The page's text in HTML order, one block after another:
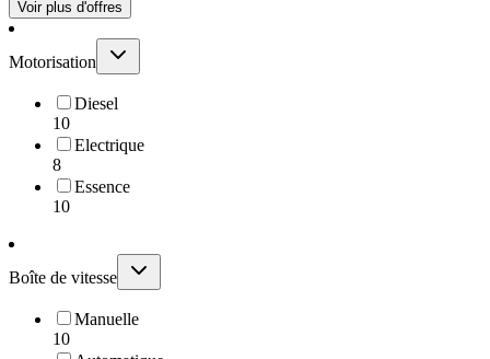
Voir plus d'offres
Motorisation
Diesel
10
Electrique
8
Essence
10
Boîte de vitesse
Manuelle
10